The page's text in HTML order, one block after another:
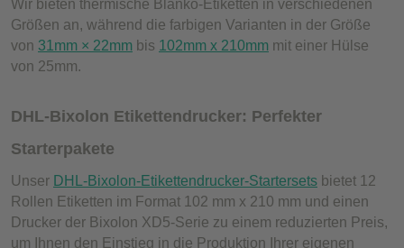
Wir bieten thermische Blanko-Etiketten in verschiedenen
Größen an, während die farbigen Varianten in der Größe
von 31mm × 22mm bis 102mm x 210mm mit einer Hülse
von 25mm.
DHL-Bixolon Etikettendrucker: Perfekter
Starterpakete
Unser DHL-Bixolon-Etikettendrucker-Startersets bietet 12
Rollen Etiketten im Format 102 mm x 210 mm und einen
Drucker der Bixolon XD5-Serie zu einem reduzierten Preis,
um Ihnen den Einstieg in die Produktion Ihrer eigenen